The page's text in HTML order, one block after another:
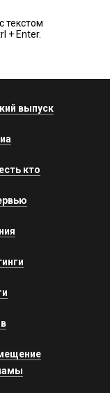
текстом
+ Enter.
выпуск
кто